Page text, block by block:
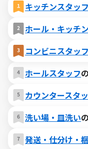
キッチンスタッフ
ホール・キッチ
コンビニスタッフ
ホールスタッフ
カウンタースタ
洗い場・皿洗い
発送・仕分け・